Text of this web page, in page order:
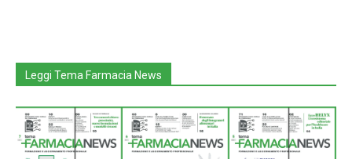
Leggi Tema Farmacia News